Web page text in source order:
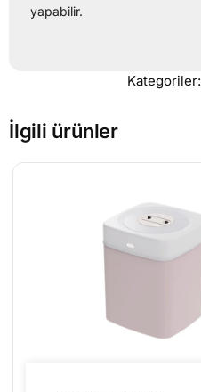
yapabilir.
Kategoriler:
İlgili ürünler